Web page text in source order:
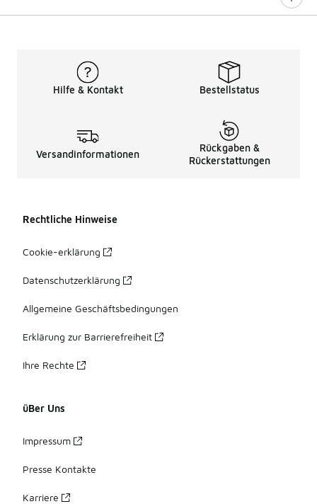
Hilfe & Kontakt Bestellstatus
Versandinformationen
Rückgaben &
Rückerstattungen
Rechtliche Hinweise
Cookie-erklärung
Datenschutzerklärung
Allgemeine Geschäftsbedingungen
Erklärung zur Barrierefreiheit
Ihre Rechte
üBer Uns
Impressum
Presse Kontakte
Karriere